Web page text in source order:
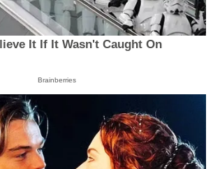
It If It Wasn't Caught On
Brainberries